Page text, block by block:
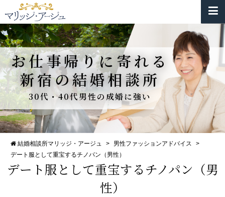
お仕事帰りに寄れる
新宿の結婚相談所
30代・40代男性の成婚に強い
結婚相談所マリッジ・アージュ > 男性ファッションアドバイス
>
デート服として重宝するチノパン（男性）
デート服として重宝するチノパン（男
性）